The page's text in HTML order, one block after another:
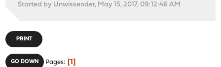
Started by Unwissender, May 15, 2017, 09:12:46 AM
PRINT
GO DOWN Pages 1